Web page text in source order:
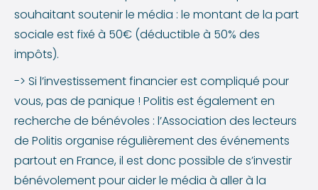
souhaitant soutenir le média : le montant de la part
sociale est fixé à 50€ (déductible à 50% des
impôts).
-> Si l’investissement financier est compliqué pour
vous, pas de panique ! Politis est également en
recherche de bénévoles : l’Association des lecteurs
de Politis organise régulièrement des événements
partout en France, il est donc possible de s’investir
bénévolement pour aider le média à aller à la